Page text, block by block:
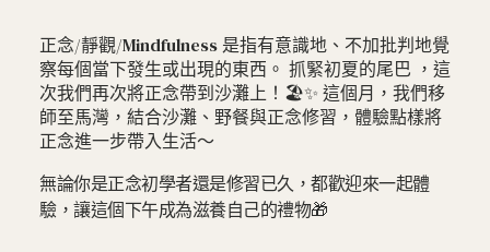
‍正念/靜觀/Mindfulness 是指有意識地、不加批判地覺
察每個當下發生或出現的東西。 抓緊初夏的尾巴 ，這
次我們再次將正念帶到沙灘上！🏖️✨ 這個月，我們移
師至馬灣，結合沙灘、野餐與正念修習，體驗點樣將
正念進一步帶入生活～
無論你是正念初學者還是修習已久，都歡迎來一起體
驗，讓這個下午成為滋養自己的禮物🎁